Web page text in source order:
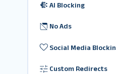
AI Blocking
No Ads
Social Media
Custom Redirects